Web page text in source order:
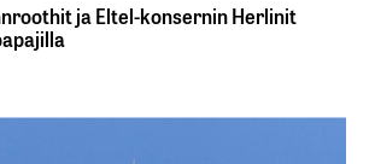
ja Eltel-konsernin Herlinit